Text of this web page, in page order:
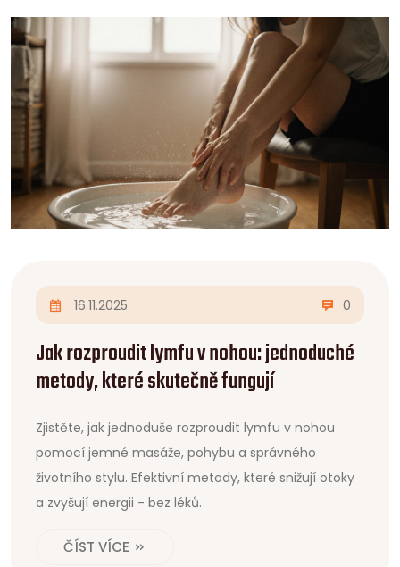
16.11.2025 0
Jak rozproudit lymfu v nohou: jednoduché
metody, které skutečně fungují
Zjistěte, jak jednoduše rozproudit lymfu v nohou
pomocí jemné masáže, pohybu a správného
životního stylu. Efektivní metody, které snižují otoky
a zvyšují energii - bez léků.
ČÍST VÍCE